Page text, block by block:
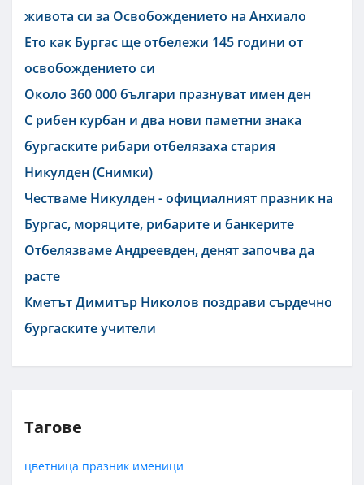
живота си за Освобождението на Анхиало
Ето как Бургас ще отбележи 145 години от
освобождението си
Около 360 000 българи празнуват имен ден
С рибен курбан и два нови паметни знака
бургаските рибари отбелязаха стария
Никулден (Снимки)
Честваме Никулден - официалният празник на
Бургас, моряците, рибарите и банкерите
Отбелязваме Андреевден, денят започва да
расте
Кметът Димитър Николов поздрави сърдечно
бургаските учители
Тагове
цветница празник именици